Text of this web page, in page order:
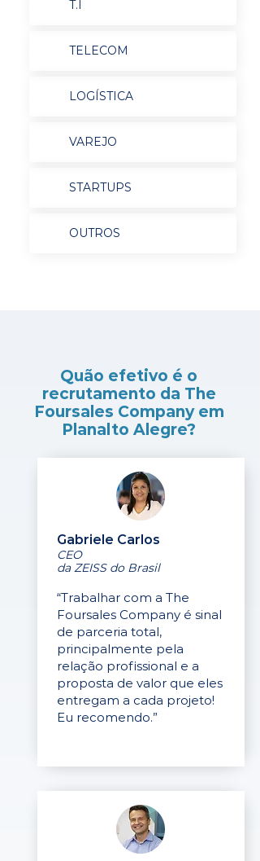
T.I
TELECOM
LOGÍSTICA
VAREJO
STARTUPS
OUTROS
Quão efetivo é o
recrutamento da The
Foursales Company em
Planalto Alegre?
Gabriele Carlos
CEO
da ZEISS do Brasil
“Trabalhar com a The
Foursales Company é sinal
de parceria total,
principalmente pela
relação profissional e a
proposta de valor que eles
entregam a cada projeto!
Eu recomendo.”